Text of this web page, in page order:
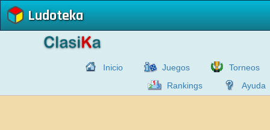
Ludoteka
Inicio Juegos
Torneos
Rankings
Ayuda